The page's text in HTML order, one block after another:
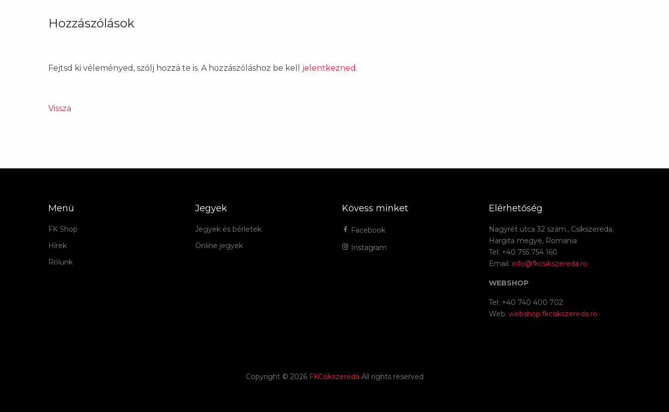
Hozzászólások
Fejtsd ki véleményed, szólj hozzá te is. A hozzászóláshoz be kell jelentkezned .
Vissza
Menü
FK Shop
Hírek
Rólunk
Jegyek
Jegyek és bérletek
Online jegyek
Kövess minket
Facebook
Instagram
Elérhetőség
Nagyrét utca 32 szám., Csíkszereda,
Hargita megye, Romania
Tel: +40 755 754 160
Email: info@fkcsikszereda.ro
WEBSHOP
Tel: +40 740 400 702
Web: webshop.fkcsikszereda.ro
Copyright © 2026 FKCsíkszereda All rights reserved